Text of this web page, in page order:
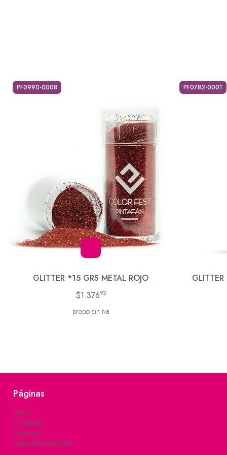
PF0990-0008
GLITTER *15 GRS METAL ROJO
$1.37692
precio sin iva
PF0782-0001
Páginas
Inicio
Productos
Contacto
Descuentos del mes